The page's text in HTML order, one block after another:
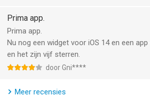
U kunt de tijdsperiode voor de regenlaag
wordt weergegeven, aanpassen in het
kun je het gedeelte 'Regenlaag' vinden en
het verleden' en 'aantal frames in de
frame vertegenwoordigt 15 minuten en alle
het instellen tot 6 frames in het verleden
*Toon tot 8 frames in het verleden en 4
Prima app.
Prima app.
Nu nog een widget voor iOS 14 en een
en het zijn vijf sterren.
door Gni****
Meer recensies